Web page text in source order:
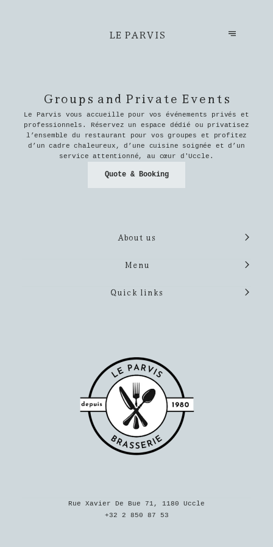
LE PARVIS
Groups and Private Events
Le Parvis vous accueille pour vos événements privés et
professionnels. Réservez un espace dédié ou privatisez
l’ensemble du restaurant pour vos groupes et profitez
d’un cadre chaleureux, d’une cuisine soignée et d’un
service attentionné, au cœur d'Uccle.
Quote & Booking
About us
Menu
Quick links
Rue Xavier De Bue 71, 1180 Uccle
+32 2 850 87 53